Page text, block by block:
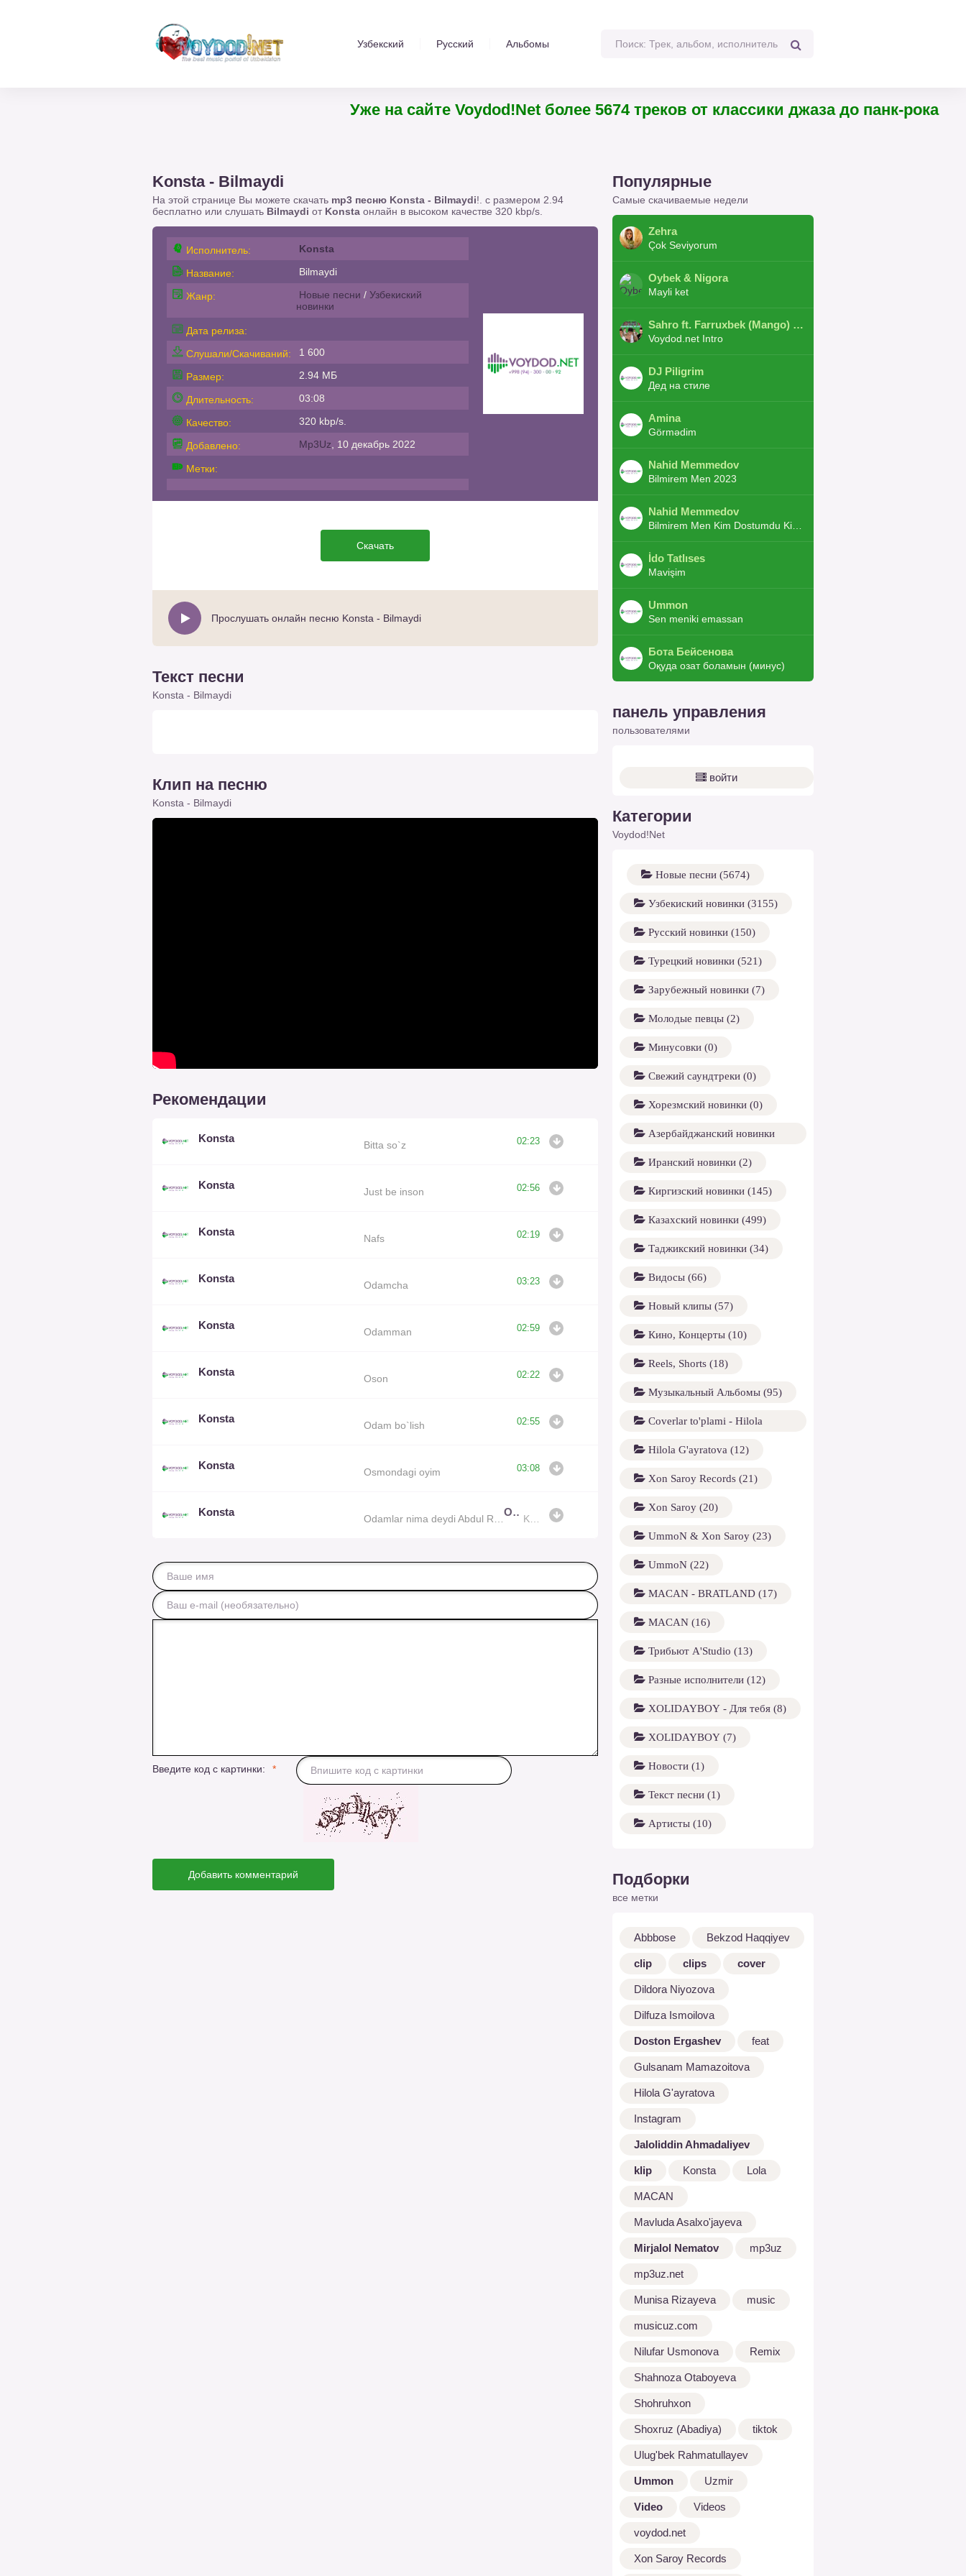
Узбекский Русский Альбомы
Уже на сайте Voydod!Net более 5674 треков от классики джаза до панк-рока
Konsta - Bilmaydi
На этой странице Вы можете скачать mp3 песню Konsta - Bilmaydi!. с размером 2.94
бесплатно или слушать Bilmaydi от Konsta онлайн в высоком качестве 320 kbp/s.
Исполнитель: Konsta
Название: Bilmaydi
Жанр: Новые песни / Узбекиский
новинки
Дата релиза:
Слушали/Скачиваний:
1 600
Размер: 2.94 МБ
Длительность: 03:08
Качество: 320 kbp/s.
Добавлено: Mp3Uz , 10 декабрь 2022
Метки:
Скачать
Прослушать онлайн песню Konsta - Bilmaydi
Текст песни
Konsta - Bilmaydi
Клип на песню
Konsta - Bilmaydi
Рекомендации
Konsta
Bitta so`z 02:23
Konsta
Just be inson 02:56
Konsta
Nafs 02:19
Konsta
Odamcha 03:23
Konsta
Odamman 02:59
Konsta
Oson 02:22
Konsta
Odam bo`lish 02:55
Konsta
Osmondagi oyim 03:08
Konsta Odamlar nima deydi Abdul Remix
Введите код с картинки:
Добавить комментарий
Популярные
Самые скачиваемые недели
Zehra
Çok Seviyorum
Oybek & Nigora
Mayli ket
Sahro ft. Farruxbek (Mango) ft. Shaxboz ft. Navruz and Zarba ft. DJ.JoHa
Voydod.net Intro
DJ Piligrim
Дед на стиле
Amina
Görmədim
Nahid Memmedov
Bilmirem Men 2023
Nahid Memmedov
İdo Tatlıses
Mavişim
Ummon
Sen meniki emassan
Бота Бейсенова
Оқуда озат боламын (минус)
панель управления
пользователями
войти
Категории
Voydod!Net
Новые песни (5674)
Узбекиский новинки (3155)
Русский новинки (150)
Турецкий новинки (521)
Зарубежный новинки (7)
Молодые певцы (2)
Минусовки (0)
Свежий саундтреки (0)
Хорезмский новинки (0)
Азербайджанский новинки
(1158)
Иранский новинки (2)
Киргизский новинки (145)
Казахский новинки (499)
Таджикский новинки (34)
Видосы (66)
Новый клипы (57)
Кино, Концерты (10)
Reels, Shorts (18)
Музыкальный Альбомы (95)
Coverlar to'plami - Hilola
G'ayratova (13)
Hilola G'ayratova (12)
Xon Saroy Records (21)
Xon Saroy (20)
UmmoN & Xon Saroy (23)
UmmoN (22)
MACAN - BRATLAND (17)
MACAN (16)
Трибьют A'Studio (13)
Разные исполнители (12)
XOLIDAYBOY - Для тебя (8)
XOLIDAYBOY (7)
Новости (1)
Текст песни (1)
Артисты (10)
Подборки
все метки
Abbbose Bekzod Haqqiyev
clip clips cover
Dildora Niyozova
Dilfuza Ismoilova
Doston Ergashev feat
Gulsanam Mamazoitova
Hilola G'ayratova
Instagram
Jaloliddin Ahmadaliyev
klip Konsta Lola
MACAN
Mavluda Asalxo'jayeva
Mirjalol Nematov mp3uz
mp3uz.net
Munisa Rizayeva music
musicuz.com
Nilufar Usmonova Remix
Shahnoza Otaboyeva
Shohruhxon
Shoxruz (Abadiya) tiktok
Ulug'bek Rahmatullayev
Ummon Uzmir
Video Videos
voydod.net
Xon Saroy Records